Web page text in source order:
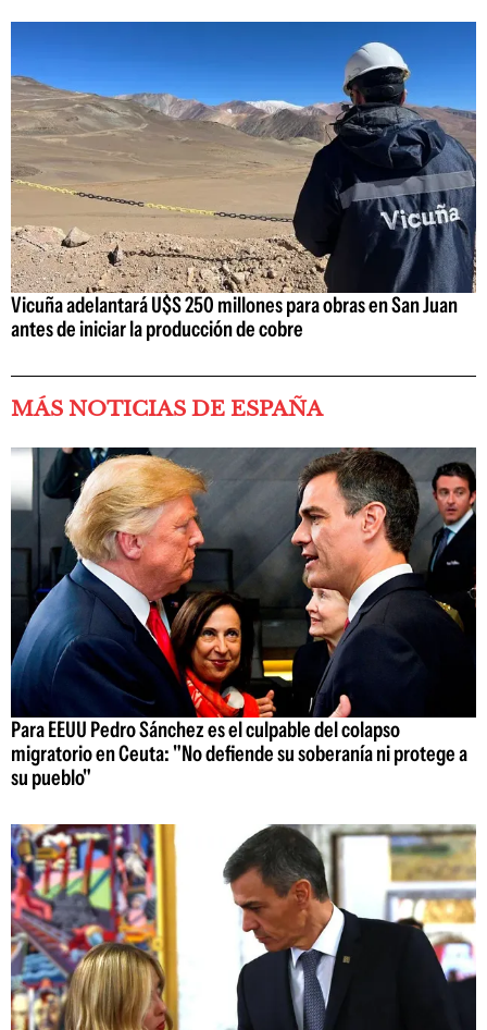
Vicuña adelantará U$S 250 millones para obras en San Juan
antes de iniciar la producción de cobre
MÁS NOTICIAS DE ESPAÑA
Para EEUU Pedro Sánchez es el culpable del colapso
migratorio en Ceuta: "No defiende su soberanía ni protege a
su pueblo"